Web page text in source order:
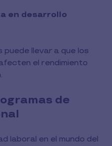
en desarrollo
llevar a que los
el rendimiento
de
laboral en el mundo del